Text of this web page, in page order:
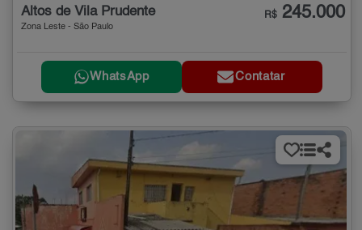
Altos de Vila Prudente
Zona Leste - São Paulo
R$ 245.000
WhatsApp Contatar